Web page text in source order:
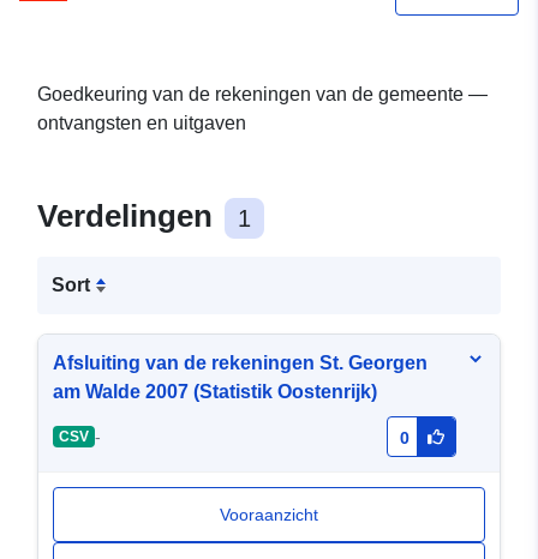
Goedkeuring van de rekeningen van de gemeente —
ontvangsten en uitgaven
Verdelingen 1
Sort
Afsluiting van de rekeningen St. Georgen
am Walde 2007 (Statistik Oostenrijk)
CSV - 0
Vooraanzicht